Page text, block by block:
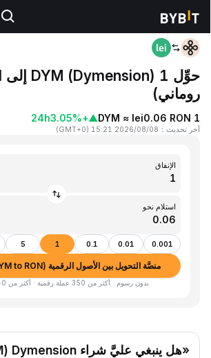
المنزٍل DYM to RON
روماني)
1 DYM ≈ lei0.06 RON
▲
+3.05%
24h
آخر تحديث：
2026/08/08 15:21
(
GMT+0
)
الإنفاق
استلام نحو
0.001
0.01
0.1
1
5
منصَّة التحويل بين الأصول الرقمية (Convert) DYM to RON
بدون رسوم · أكثر من 350 عملة رقمية · أكثر من 40 عملة نقدية
«هل ينبغي عليَّ شراء Dymension ‏(DYM) الآن؟»